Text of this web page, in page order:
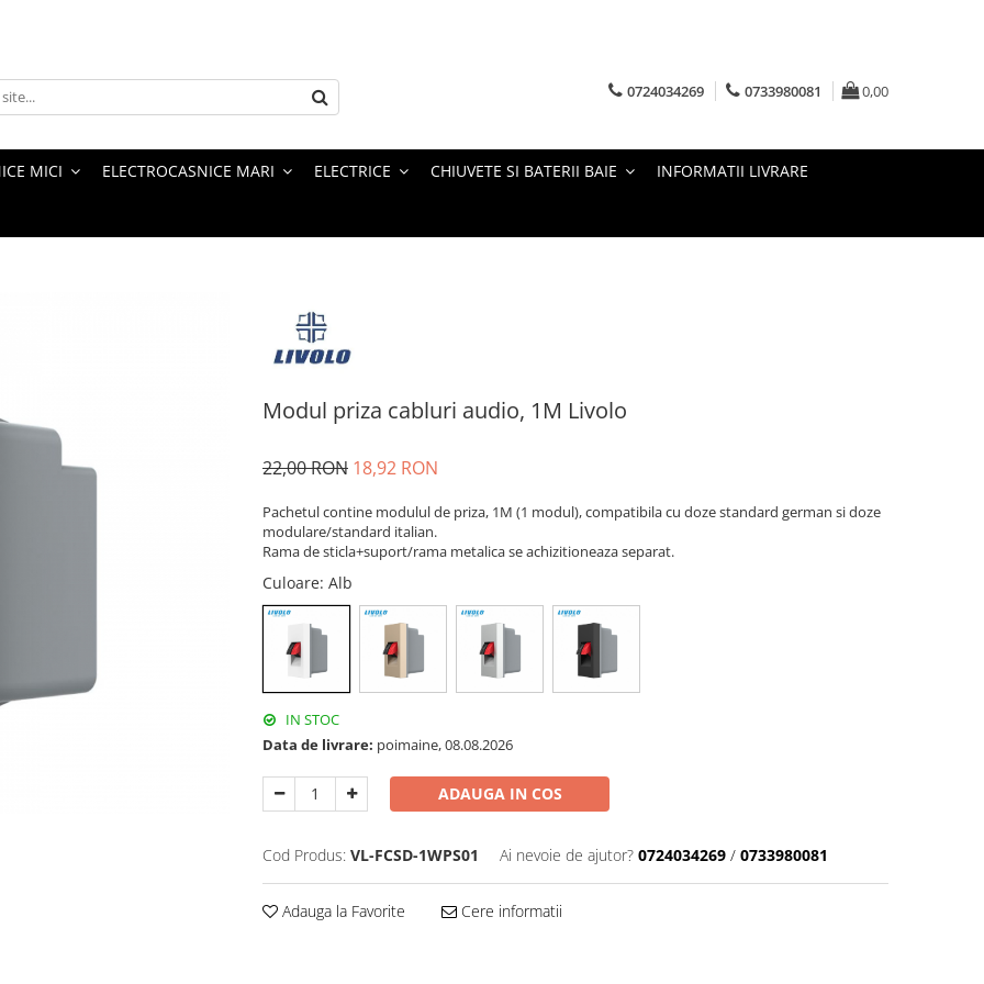
0724034269 0733980081 0,00
MICI ELECTROCASNICE MARI ELECTRICE CHIUVETE SI BATERII BAIE INFORMATII LIVRARE
Modul priza cabluri audio, 1M Livolo
22,00 RON 18,92 RON
Pachetul contine modulul de priza, 1M (1 modul), compatibila cu doze standard german si doze
modulare/standard italian.
Rama de sticla+suport/rama metalica se achizitioneaza separat.
Culoare: Alb
IN STOC
Data de livrare: poimaine, 08.08.2026
ADAUGA IN COS
Cod Produs: VL-FCSD-1WPS01 Ai nevoie de ajutor? 0724034269 / 0733980081
Adauga la Favorite Cere informatii